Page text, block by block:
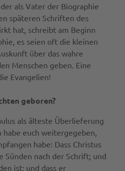
als Vater der Biographie
späteren Schriften des
hat, schreibt am Beginn
es seien oft die kleinen
über das wahre
Menschen geben. Eine
Evangelien!
geboren?
als älteste Überlieferung
habe euch weitergegeben,
habe: Dass Christus
Sünden nach der Schrift; und
ist; und dass er